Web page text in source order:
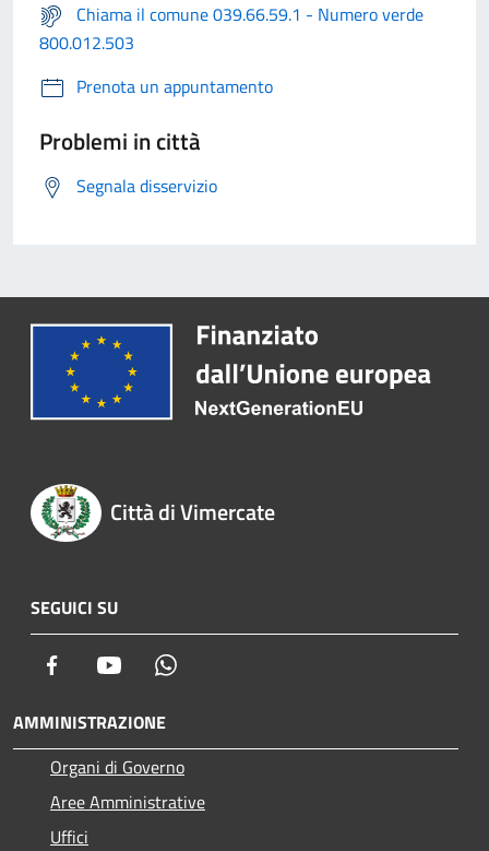
Chiama il comune 039.66.59.1 - Numero verde
800.012.503
Prenota un appuntamento
Problemi in città
Segnala disservizio
Città di Vimercate
SEGUICI SU
Facebook Youtube
AMMINISTRAZIONE
Organi di Governo
Aree Amministrative
Uffici